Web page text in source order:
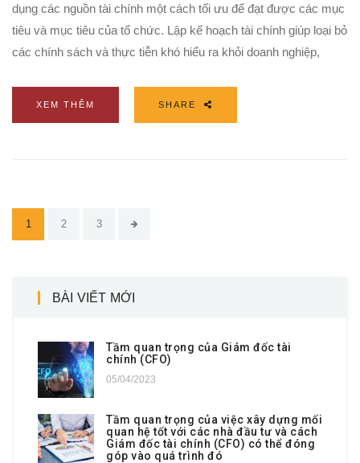
dụng các nguồn tài chính một cách tối ưu để đạt được các mục
tiêu và mục tiêu của tổ chức. Lập kế hoạch tài chính giúp loại bỏ
các chính sách và thực tiễn khó hiểu ra khỏi doanh nghiệp,
XEM THÊM SHARE
1 2 3
BÀI VIẾT MỚI
Tầm quan trọng của Giám đốc tài
chính (CFO)
05/04/2023
Tầm quan trọng của việc xây dựng mối
quan hệ tốt với các nhà đầu tư và cách
Giám đốc tài chính (CFO) có thể đóng
góp vào quá trình đó